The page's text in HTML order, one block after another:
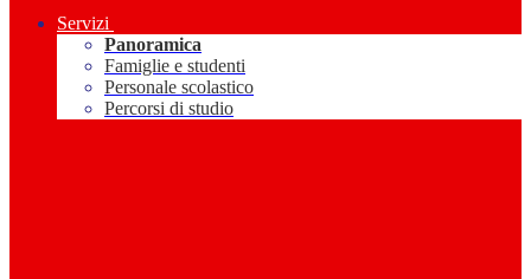
Servizi
Panoramica
Famiglie e studenti
Personale scolastico
Percorsi di studio